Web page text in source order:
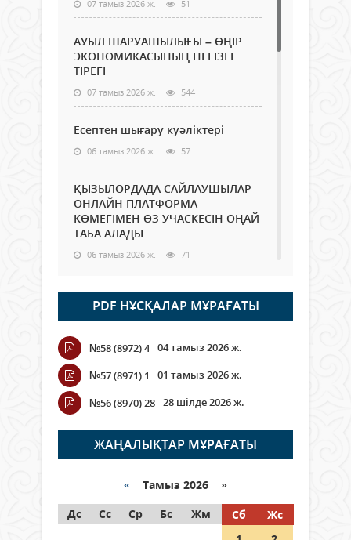
07 тамыз 2026 ж. 51
АУЫЛ ШАРУАШЫЛЫҒЫ – ӨҢІР
ЭКОНОМИКАСЫНЫҢ НЕГІЗГІ
ТІРЕГІ
07 тамыз 2026 ж. 544
Есептен шығару куәліктері
06 тамыз 2026 ж. 57
ҚЫЗЫЛОРДАДА САЙЛАУШЫЛАР
ОНЛАЙН ПЛАТФОРМА
КӨМЕГІМЕН ӨЗ УЧАСКЕСІН ОҢАЙ
ТАБА АЛАДЫ
06 тамыз 2026 ж. 71
Open Air: Қызылорда облысы
полиция департаменті 20
мыңнан астам көрерменнің
қауіпсіздігін қамтамасыз етті
06 тамыз 2026 ж.
Wi-Fi ҚАБЫРҒА АРҚЫЛЫ ҚАЛАЙ
ӨТЕДІ?
06 тамыз 2026 ж. 252
граждане Казахстана,
05 тамыз 2026 ж. 131
PDF НҰСҚАЛАР МҰРАҒАТЫ
№58 (8972) 4 04 тамыз 2026 ж.
№57 (8971) 1
01 тамыз 2026 ж.
№56 (8970) 28 28 шілде 2026 ж.
ЖАҢАЛЫҚТАР МҰРАҒАТЫ
« Тамыз 2026 »
Дс
Сс Ср Бс Жм Сб
Жс